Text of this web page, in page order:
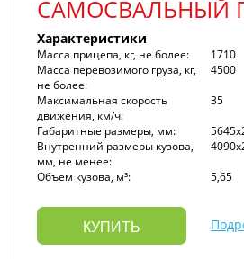
САМОСВАЛЬНЫЙ
Характеристики
Масса прицепа, кг, не более:
1710
Масса перевозимого груза, кг,
не более:
4500
Максимальная скорость
движения, км/ч:
35
Габаритные размеры, мм:
Внутренний размеры кузова,
мм, не менее:
Объем кузова, м³:
5,65
КУПИТЬ